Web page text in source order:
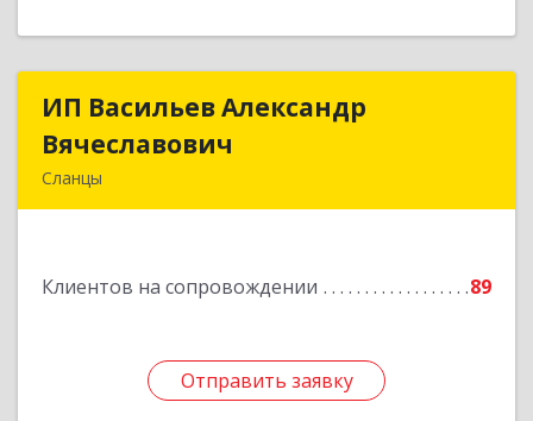
ИП Васильев Александр
Вячеславович
Сланцы
Клиентов на сопровождении 89
Отправить заявку
ИП Васильев Александр
Подробнее
Отправить заявку